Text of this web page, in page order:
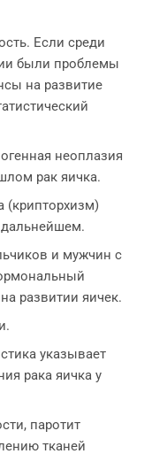
Если среди
были проблемы
на развитие
неоплазия
рак яичка.
(крипторхизм)
и мужчин с
развитии яичек.
указывает
рака яичка у
паротит
тканей